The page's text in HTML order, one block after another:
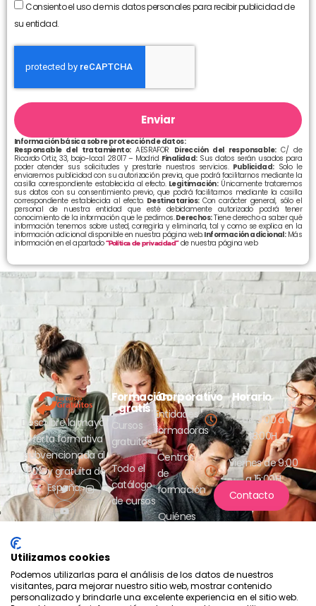
Consiento el uso de mis datos personales para recibir publicidad de
su entidad.
Enviar
Información básica sobre protección de datos:
Responsable del tratamiento:AESRAFOR Dirección del responsable:C/ de
Ricardo Ortiz, 33, bajo-local 28017 – Madrid Finalidad:Sus datos serán usados para
poder atender sus solicitudes y prestarle nuestros servicios. Publicidad:Solo le
enviaremos publicidad con su autorización previa, que podrá facilitarnos mediante la
casilla correspondiente establecida al efecto. Legitimación:Únicamente trataremos
sus datos con su consentimiento previo, que podrá facilitarnos mediante la casilla
correspondiente establecida al efecto.Destinatarios:Con carácter general, sólo el
personal de nuestra entidad que esté debidamente autorizado podrá tener
conocimiento de la información que le pedimos.Derechos:Tiene derecho a saber qué
información tenemos sobre usted, corregirla y eliminarla, tal y como se explica en la
información adicional disponible en nuestra página web.Información adicional:Más
información en el apartado“Política de privacidad”de nuestra página web
Descubre la mayor
oferta formativa
subvencionada al
100% y gratuita de
España.
Formación
gratis
Cursos
gratuitos
Todo el
catálogo
de cursos
Corporativo
Entidades
formadoras
Centros
de
formación
Quiénes
Horario
Lunes a jueves
de 9:00 a
18:00H
Viernes de 9:00
a 15:00H
Contacto
Utilizamos cookies
Podemos utilizarlas para el análisis de los datos de nuestros
visitantes, para mejorar nuestro sitio web, mostrar contenido
personalizado y brindarle una excelente experiencia en el sitio web.